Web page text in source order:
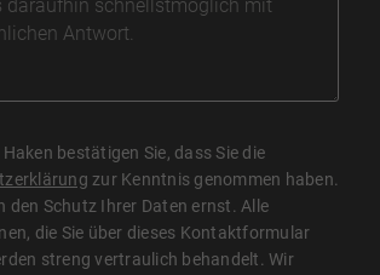
bestätigen Sie, dass Sie die
zur Kenntnis genommen haben.
den Schutz Ihrer Daten ernst. Alle
die Sie über dieses Kontaktformular
streng vertraulich behandelt. Wir